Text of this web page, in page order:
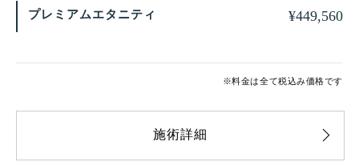
プレミアムエタニティ ¥449,560
※料金は全て税込み価格です
施術詳細